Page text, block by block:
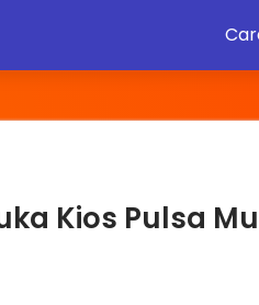
Kios Pulsa